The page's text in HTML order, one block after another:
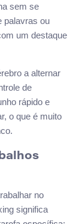
sem se
palavras ou
um destaque
a alternar
de
rápido e
o que é muito
no
significa